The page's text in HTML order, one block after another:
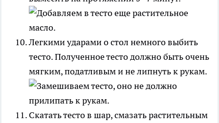
Легкими ударами о стол немного выбить
тесто. Полученное тесто должно быть очень
мягким, податливым и не липнуть к рукам.
Скатать тесто в шар, смазать растительным